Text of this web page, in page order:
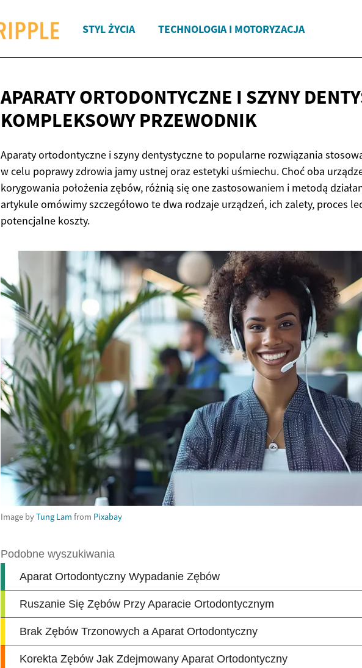
STYL ŻYCIA TECHNOLOGIA I MOTORYZACJA
APARATY ORTODONTYCZNE I SZYNY
KOMPLEKSOWY PRZEWODNIK
Aparaty ortodontyczne i szyny dentystyczne to popularne rozwiązania
w celu poprawy zdrowia jamy ustnej oraz estetyki uśmiechu. Choć oba
korygowania położenia zębów, różnią się one zastosowaniem i metodą
artykule omówimy szczegółowo te dwa rodzaje urządzeń, ich zalety, proces
potencjalne koszty.
Image byTung Lam from Pixabay